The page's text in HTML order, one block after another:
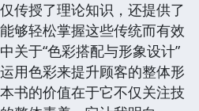
传授了理论知识，还提供了
够轻松掌握这些传统而有效
关于“色彩搭配与形象设计”
用色彩来提升顾客的整体形
书的价值在于它不仅关注技